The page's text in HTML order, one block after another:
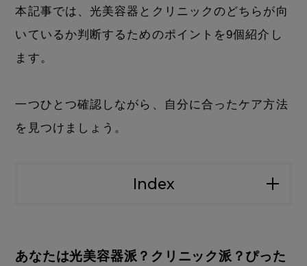
本記事では、光美容器とクリニックのどちらが向
いているか判断するためのポイントを9個紹介し
ます。
一つひとつ確認しながら、自分に合ったケア方法
を見つけましょう。
Index
あなたは光美容器派？クリニック派？ぴった